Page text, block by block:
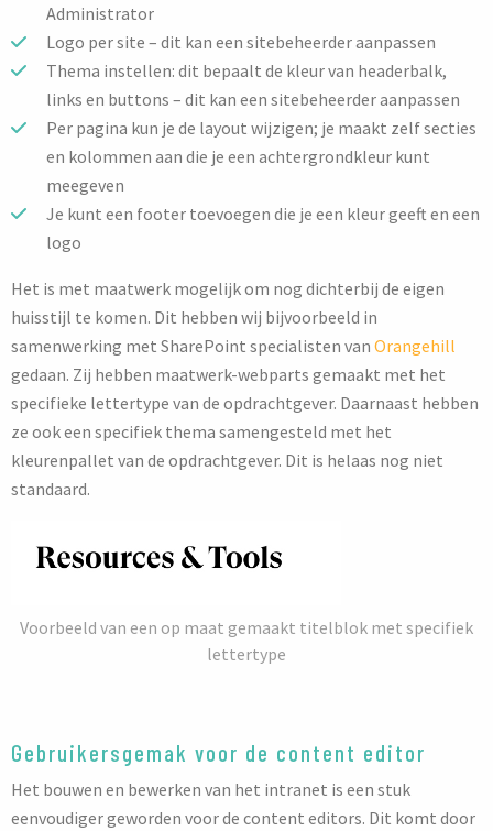
Administrator
Logo per site – dit kan een sitebeheerder aanpassen
Thema instellen: dit bepaalt de kleur van headerbalk,
links en buttons – dit kan een sitebeheerder aanpassen
Per pagina kun je de layout wijzigen; je maakt zelf secties
en kolommen aan die je een achtergrondkleur kunt
meegeven
Je kunt een footer toevoegen die je een kleur geeft en een
logo
Het is met maatwerk mogelijk om nog dichterbij de eigen
huisstijl te komen. Dit hebben wij bijvoorbeeld in
samenwerking met SharePoint specialisten van Orangehill
gedaan. Zij hebben maatwerk-webparts gemaakt met het
specifieke lettertype van de opdrachtgever. Daarnaast hebben
ze ook een specifiek thema samengesteld met het
kleurenpallet van de opdrachtgever. Dit is helaas nog niet
standaard.
Voorbeeld van een op maat gemaakt titelblok met specifiek
lettertype
Gebruikersgemak voor de content editor
Het bouwen en bewerken van het intranet is een stuk
eenvoudiger geworden voor de content editors. Dit komt door